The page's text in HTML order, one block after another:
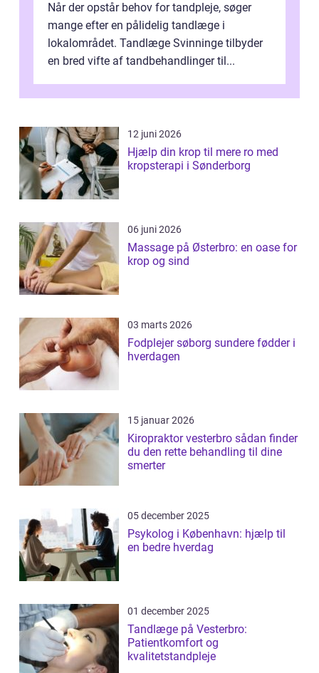
Når der opstår behov for tandpleje, søger
mange efter en pålidelig tandlæge i
lokalområdet. Tandlæge Svinninge tilbyder
en bred vifte af tandbehandlinger til...
12 juni 2026
Hjælp din krop til mere ro med
kropsterapi i Sønderborg
06 juni 2026
Massage på Østerbro: en oase for
krop og sind
03 marts 2026
Fodplejer søborg sundere fødder i
hverdagen
15 januar 2026
Kiropraktor vesterbro sådan finder
du den rette behandling til dine
smerter
05 december 2025
Psykolog i København: hjælp til
en bedre hverdag
01 december 2025
Tandlæge på Vesterbro:
Patientkomfort og
kvalitetstandpleje